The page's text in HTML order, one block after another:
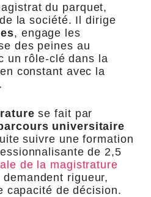
du parquet,
la société. Il dirige
, engage les
des peines au
un rôle-clé dans la
constant avec la
se fait par
universitaire
suivre une formation
de 2,5
de la magistrature
rigueur,
capacité de décision.